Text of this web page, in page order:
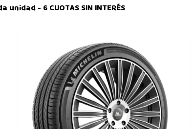
unidad - 6 CUOTAS SIN INTERÉS